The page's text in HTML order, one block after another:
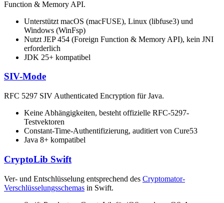
Function & Memory API.
Unterstützt macOS (macFUSE), Linux (libfuse3) und
Windows (WinFsp)
Nutzt JEP 454 (Foreign Function & Memory API), kein JNI
erforderlich
JDK 25+ kompatibel
SIV-Mode
RFC 5297 SIV Authenticated Encryption für Java.
Keine Abhängigkeiten, besteht offizielle RFC-5297-
Testvektoren
Constant-Time-Authentifizierung, auditiert von Cure53
Java 8+ kompatibel
CryptoLib Swift
Ver- und Entschlüsselung entsprechend des Cryptomator-
Verschlüsselungsschemas in Swift.